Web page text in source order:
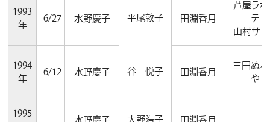
1993
年
6/27 水野慶子 平尾敦子 田淵香月
芦屋ラポ
テ
山村サロ
1994
年
6/12 水野慶子 谷 悦子 田淵香月
三田ぬ
や
1995
水野慶子 大野浩子 田淵香月